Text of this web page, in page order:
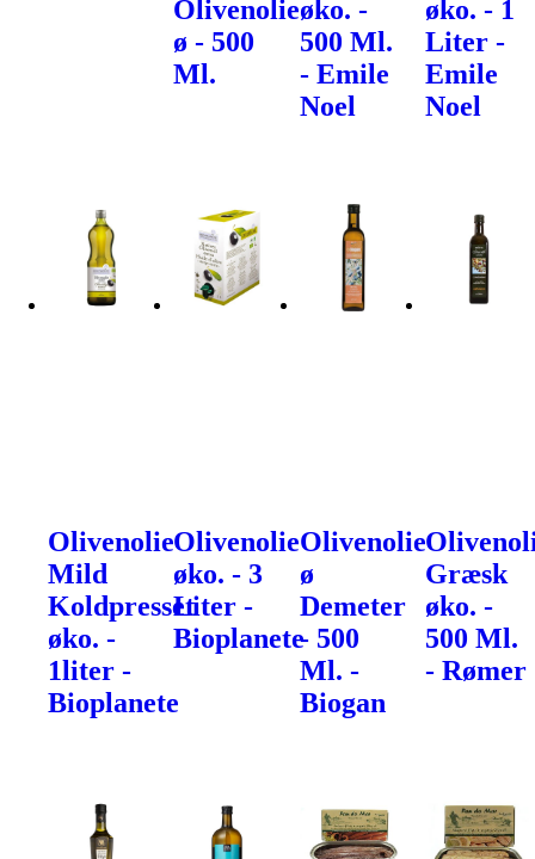
Olivenolie
ø - 500
Ml.
øko. -
500 Ml.
- Emile
Noel
øko. - 1
Liter -
Emile
Noel
Olivenolie
Mild
Koldpresset
øko. -
1liter -
Bioplanete
Olivenolie
øko. - 3
Liter -
Bioplanete
Olivenolie
ø
Demeter
- 500
Ml. -
Biogan
Græsk
øko. -
500 Ml.
- Rømer